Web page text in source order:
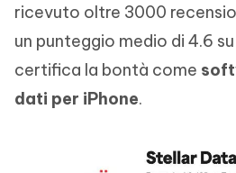
ricevuto oltre 3000
un punteggio medio di 4.6
certifica la bontà come
dati per iPhone.